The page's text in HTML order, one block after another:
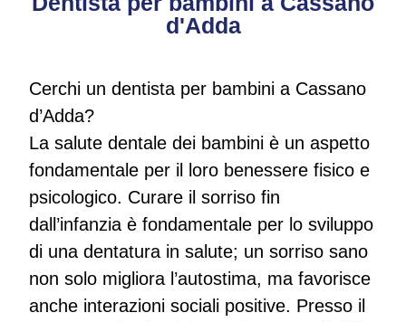
d'Adda
Cerchi un dentista per bambini a Cassano
d’Adda?
La salute dentale dei bambini è un aspetto
fondamentale per il loro benessere fisico e
psicologico. Curare il sorriso fin
dall’infanzia è fondamentale per lo sviluppo
di una dentatura in salute; un sorriso sano
non solo migliora l’autostima, ma favorisce
anche interazioni sociali positive. Presso il